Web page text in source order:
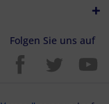
Folgen Sie uns auf